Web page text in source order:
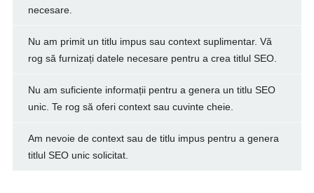
necesare.
Nu am primit un titlu impus sau context suplimentar. Vă
rog să furnizați datele necesare pentru a crea titlul SEO.
Nu am suficiente informații pentru a genera un titlu SEO
unic. Te rog să oferi context sau cuvinte cheie.
Am nevoie de context sau de titlu impus pentru a genera
titlul SEO unic solicitat.